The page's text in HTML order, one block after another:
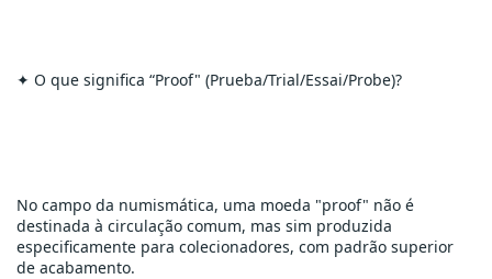
✦ O que significa “Proof" (Prueba/Trial/Essai/Probe)?
No campo da numismática, uma moeda "proof" não é
destinada à circulação comum, mas sim produzida
especificamente para colecionadores, com padrão superior
de acabamento.